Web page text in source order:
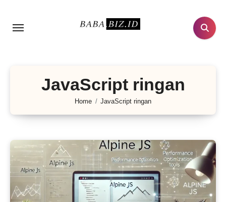
JavaScript ringan
Home JavaScript ringan